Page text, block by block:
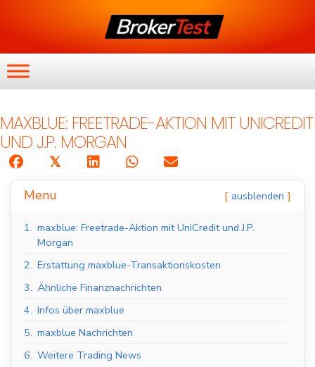
MAXBLUE: FREETRADE-AKTION MIT UNICREDIT
UND J.P. MORGAN
𝕏
Menu ausblenden
1. maxblue: Freetrade-Aktion mit UniCredit und J.P.
Morgan
2. Erstattung maxblue-Transaktionskosten
3. Ähnliche Finanznachrichten
4. Infos über maxblue
5. maxblue Nachrichten
6. Weitere Trading News